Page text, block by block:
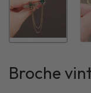
Broche